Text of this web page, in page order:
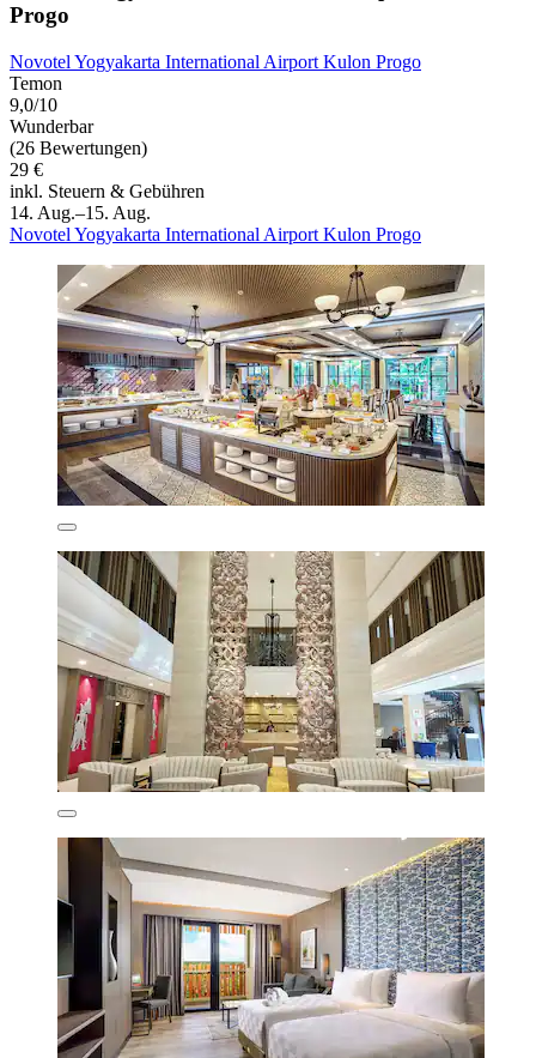
Progo
Novotel Yogyakarta International Airport Kulon Progo
Temon
9,0/10
Wunderbar
(26 Bewertungen)
29 €
inkl. Steuern & Gebühren
14. Aug.–15. Aug.
Novotel Yogyakarta International Airport Kulon Progo